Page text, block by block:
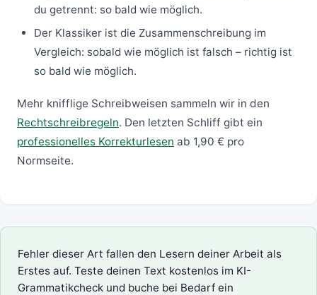
du getrennt: so bald wie möglich.
Der Klassiker ist die Zusammenschreibung im
Vergleich: sobald wie möglich ist falsch – richtig ist
so bald wie möglich.
Mehr knifflige Schreibweisen sammeln wir in den
Rechtschreibregeln. Den letzten Schliff gibt ein
professionelles Korrekturlesen ab 1,90 € pro
Normseite.
Fehler dieser Art fallen den Lesern deiner Arbeit als
Erstes auf. Teste deinen Text kostenlos im KI-
Grammatikcheck und buche bei Bedarf ein